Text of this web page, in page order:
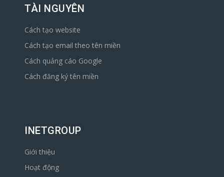
TÀI NGUYÊN
Cách tạo website
Cách tạo email theo tên miền
Cách quảng cáo Google
Cách đăng ký tên miền
INETGROUP
Giới thiệu
Hoạt động